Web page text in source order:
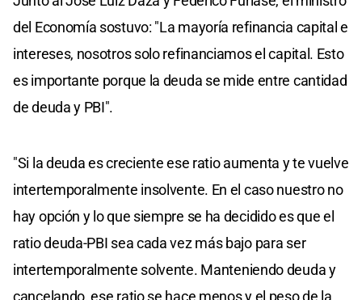
del Economía sostuvo: "La mayoría refinancia capital e
intereses, nosotros solo refinanciamos el capital. Esto
es importante porque la deuda se mide entre cantidad
de deuda y PBI".
"Si la deuda es creciente ese ratio aumenta y te vuelve
intertemporalmente insolvente. En el caso nuestro no
hay opción y lo que siempre se ha decidido es que el
ratio deuda-PBI sea cada vez más bajo para ser
intertemporalmente solvente. Manteniendo deuda y
cancelando, ese ratio se hace menos y el peso de la